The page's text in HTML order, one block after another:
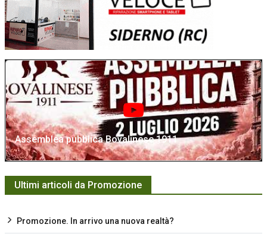
Assemblea pubblica Bovalinese 1911
Ultimi articoli da Promozione
Promozione. In arrivo una nuova realtà?